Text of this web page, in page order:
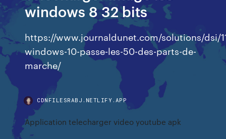
windows 8 32 bits
https://www.journaldunet.com/solutions/dsi/
windows-10-passe-les-50-des-parts-de-
marche/
CDNFILESRABJ.NETLIFY.APP
Application telecharger video youtube apk